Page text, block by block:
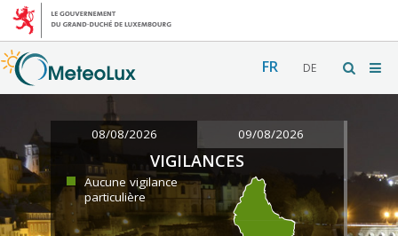
FR DE
08/08/2026 09/08/2026
VIGILANCES
Aucune vigilance
particulière